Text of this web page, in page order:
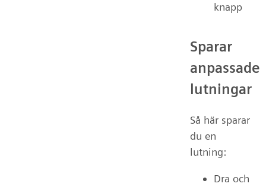
knapp
Sparar
anpassade
lutningar
Så här sparar
du en
lutning:
Dra och